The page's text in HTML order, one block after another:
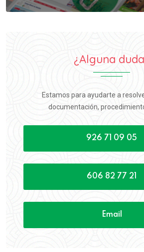
¿Alguna
Estamos para ayudarte a
documentación,
926 71 09 05
606 82 77 21
Email